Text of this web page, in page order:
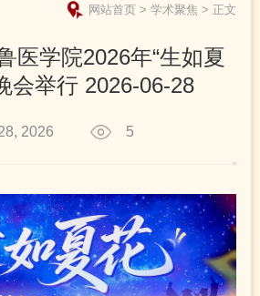
网站首页 > 学术聚焦 > 正文
医学院2026年“生如夏
会举行 2026-06-28
2026 5